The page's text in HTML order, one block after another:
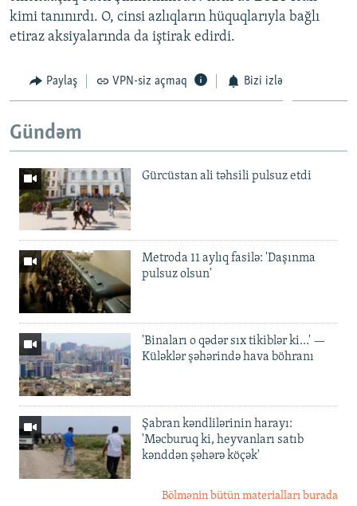
kimi tanınırdı. O, cinsi azlıqların hüquqlarıyla bağlı
etiraz aksiyalarında da iştirak edirdi.
Paylaş VPN-siz açmaq Bizi izlə
Gündəm
Gürcüstan ali təhsili pulsuz etdi
Metroda 11 aylıq fasilə: 'Daşınma
pulsuz olsun'
'Binaları o qədər sıx tikiblər ki...' —
Küləklər şəhərində hava böhranı
Şabran kəndlilərinin harayı:
'Məcburuq ki, heyvanları satıb
kənddən şəhərə köçək'
Bölmənin bütün materialları burada